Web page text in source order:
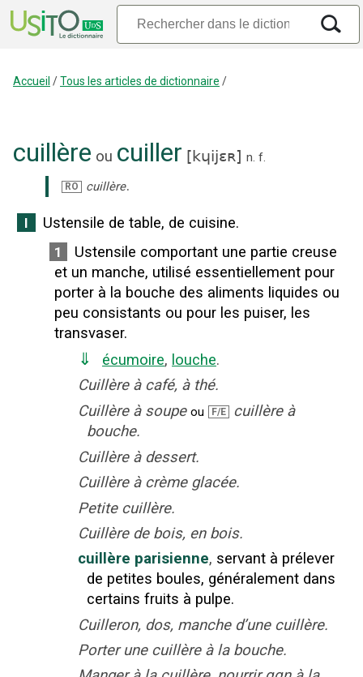
Accueil /Tous les articles de dictionnaire /
cuillère ou cuiller [kɥijɛʀ] n. f.
RO cuillère.
I Ustensile de table, de cuisine.
1
Ustensile comportant une partie creuse
et un manche, utilisé essentiellement pour
porter à la bouche des aliments liquides ou
peu consistants ou pour les puiser, les
transvaser.
⇓ écumoire, louche.
Cuillère à café, à thé.
Cuillère à soupe ou F/E
cuillère à
bouche.
Cuillère à dessert.
Cuillère à crème glacée.
Petite cuillère.
Cuillère de bois, en bois.
cuillère parisienne, servant à prélever
de petites boules, généralement dans
certains fruits à pulpe.
Cuilleron, dos, manche d’une cuillère.
Porter une cuillère à la bouche.